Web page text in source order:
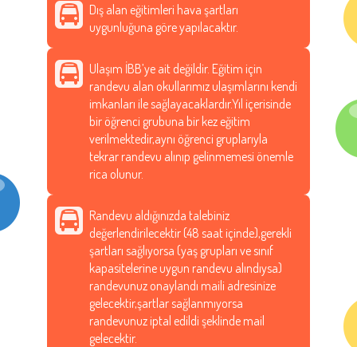
Dış alan eğitimleri hava şartları
uygunluğuna göre yapılacaktır.
Ulaşım İBB’ye ait değildir. Eğitim için
randevu alan okullarımız ulaşımlarını kendi
imkanları ile sağlayacaklardır.Yıl içerisinde
bir öğrenci grubuna bir kez eğitim
verilmektedir,aynı öğrenci gruplarıyla
tekrar randevu alınıp gelinmemesi önemle
rica olunur.
Randevu aldığınızda talebiniz
değerlendirilecektir (48 saat içinde),gerekli
şartları sağlıyorsa (yaş grupları ve sınıf
kapasitelerine uygun randevu alındıysa)
randevunuz onaylandı maili adresinize
gelecektir,şartlar sağlanmıyorsa
randevunuz iptal edildi şeklinde mail
gelecektir.